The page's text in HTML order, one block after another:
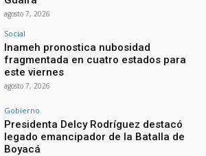
agosto 7, 2026
Social
Inameh pronostica nubosidad
fragmentada en cuatro estados para
este viernes
agosto 7, 2026
Gobierno
Presidenta Delcy Rodríguez destacó
legado emancipador de la Batalla de
Boyacá